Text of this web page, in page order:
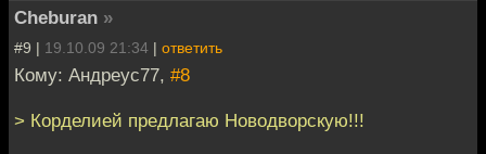
Cheburan »
#9 | 19.10.09 21:34 | ответить
Кому: Андреус77, #8
> Корделией предлагаю Новодворскую!!!